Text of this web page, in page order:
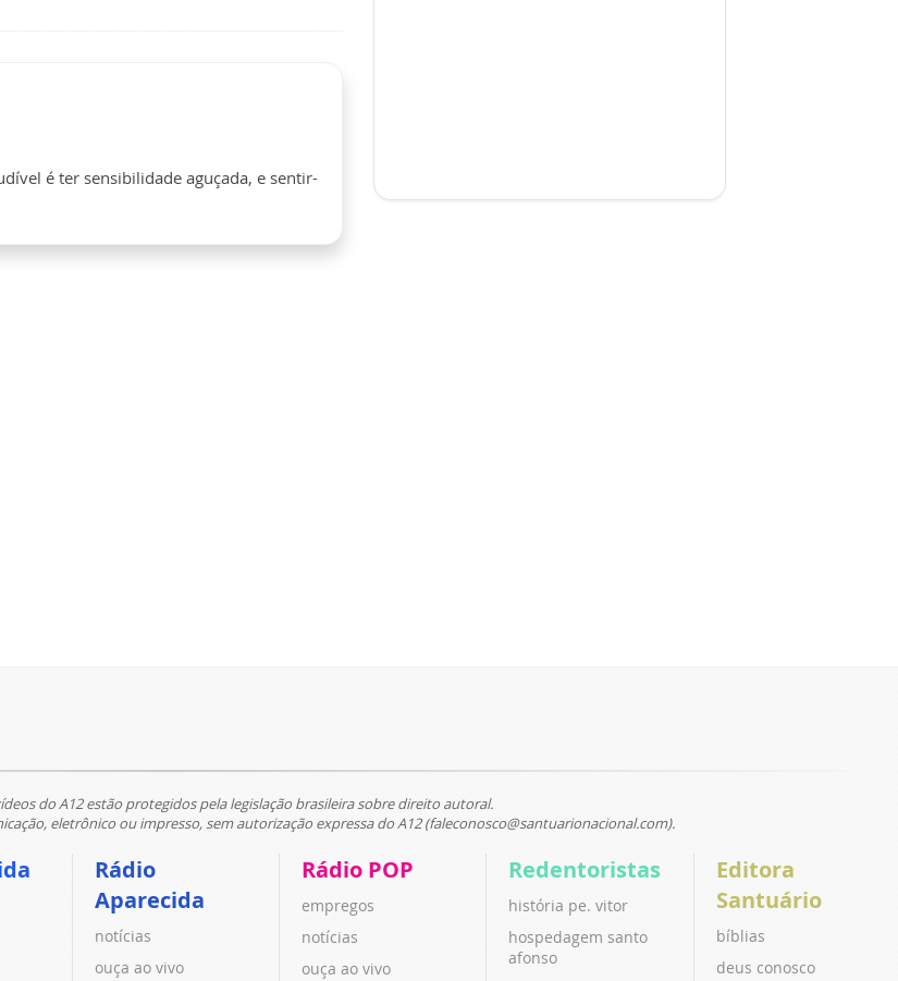
é ter sensibilidade aguçada, e sentir-
do A12 estão protegidos pela legislação brasileira sobre direito autoral.
eletrônico ou impresso, sem autorização expressa do A12 (faleconosco@santuarionacional.com).
Rádio
Aparecida
notícias
ouça ao vivo
Rádio POP
empregos
notícias
ouça ao vivo
Redentoristas
história pe. vitor
hospedagem santo
afonso
Editora
Santuário
bíblias
deus conosco